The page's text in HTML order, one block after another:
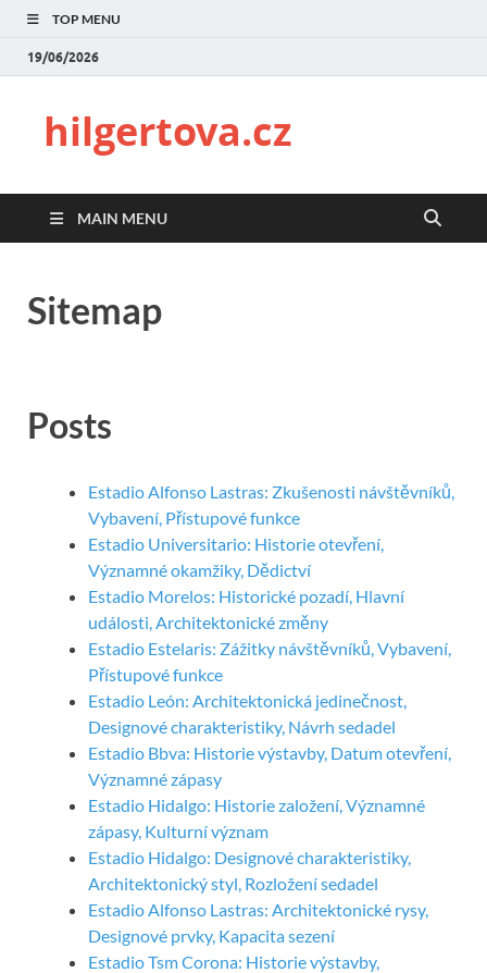
TOP MENU
19/06/2026
hilgertova.cz
MAIN MENU
Sitemap
Posts
Estadio Alfonso Lastras: Zkušenosti návštěvníků,
Vybavení, Přístupové funkce
Estadio Universitario: Historie otevření,
Významné okamžiky, Dědictví
Estadio Morelos: Historické pozadí, Hlavní
události, Architektonické změny
Estadio Estelaris: Zážitky návštěvníků, Vybavení,
Přístupové funkce
Estadio León: Architektonická jedinečnost,
Designové charakteristiky, Návrh sedadel
Estadio Bbva: Historie výstavby, Datum otevření,
Významné zápasy
Estadio Hidalgo: Historie založení, Významné
zápasy, Kulturní význam
Estadio Hidalgo: Designové charakteristiky,
Architektonický styl, Rozložení sedadel
Estadio Alfonso Lastras: Architektonické rysy,
Designové prvky, Kapacita sezení
Estadio Tsm Corona: Historie výstavby,